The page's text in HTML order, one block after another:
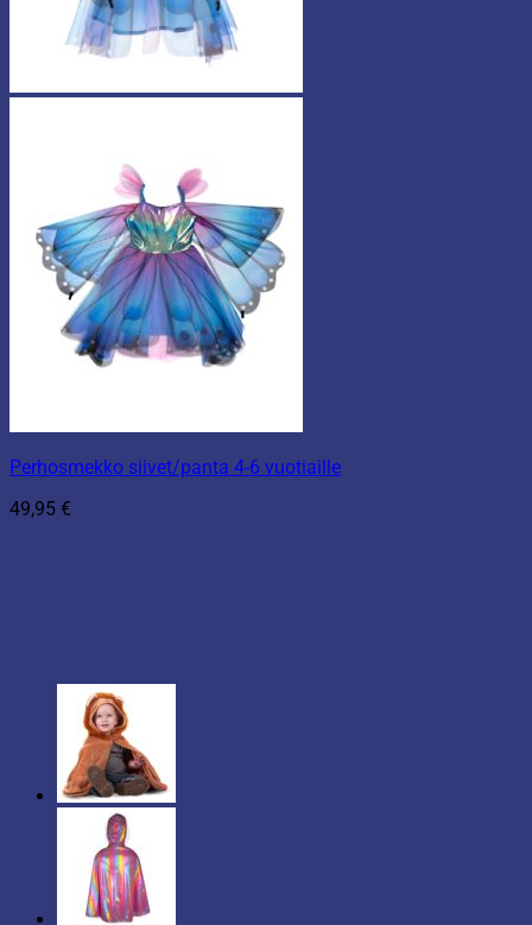
Perhosmekko siivet/panta 4-6 vuotiaille
49,95 €